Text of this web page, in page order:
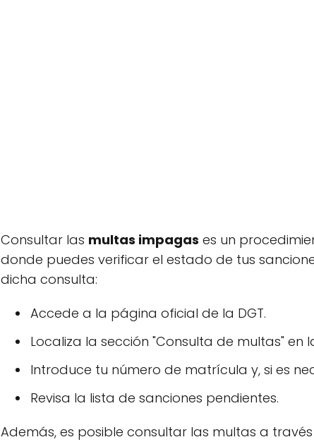
Consultar las multas impagas es un
donde puedes verificar el estado de tus
dicha consulta:
Accede a la página oficial de la DGT.
Localiza la sección "Consulta de multas" en
Introduce tu número de matrícula y, si es
Revisa la lista de sanciones pendientes.
Además, es posible consultar las multas a